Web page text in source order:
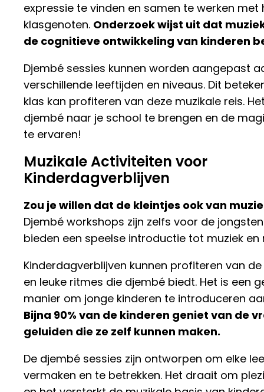
expressie te vinden en samen te werken met
klasgenoten. Onderzoek wijst uit dat
de cognitieve ontwikkeling van kinderen
Djembé sessies kunnen worden aangepast
verschillende leeftijden en niveaus. Dit
klas kan profiteren van deze muzikale reis.
djembé naar je school te brengen en de
te ervaren!
Muzikale Activiteiten voor
Kinderdagverblijven
Zou je willen dat de kleintjes ook van
Djembé workshops zijn zelfs voor de
bieden een speelse introductie tot muziek en
Kinderdagverblijven kunnen profiteren van
en leuke ritmes die djembé biedt. Het is een
manier om jonge kinderen te introduceren
Bijna 90% van de kinderen geniet van de
geluiden die ze zelf kunnen maken.
De djembé sessies zijn ontworpen om elke
vermaken en te betrekken. Het draait om